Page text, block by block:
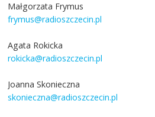
Małgorzata Frymus
frymus@radioszczecin.pl
Agata Rokicka
rokicka@radioszczecin.pl
Joanna Skonieczna
skonieczna@radioszczecin.pl